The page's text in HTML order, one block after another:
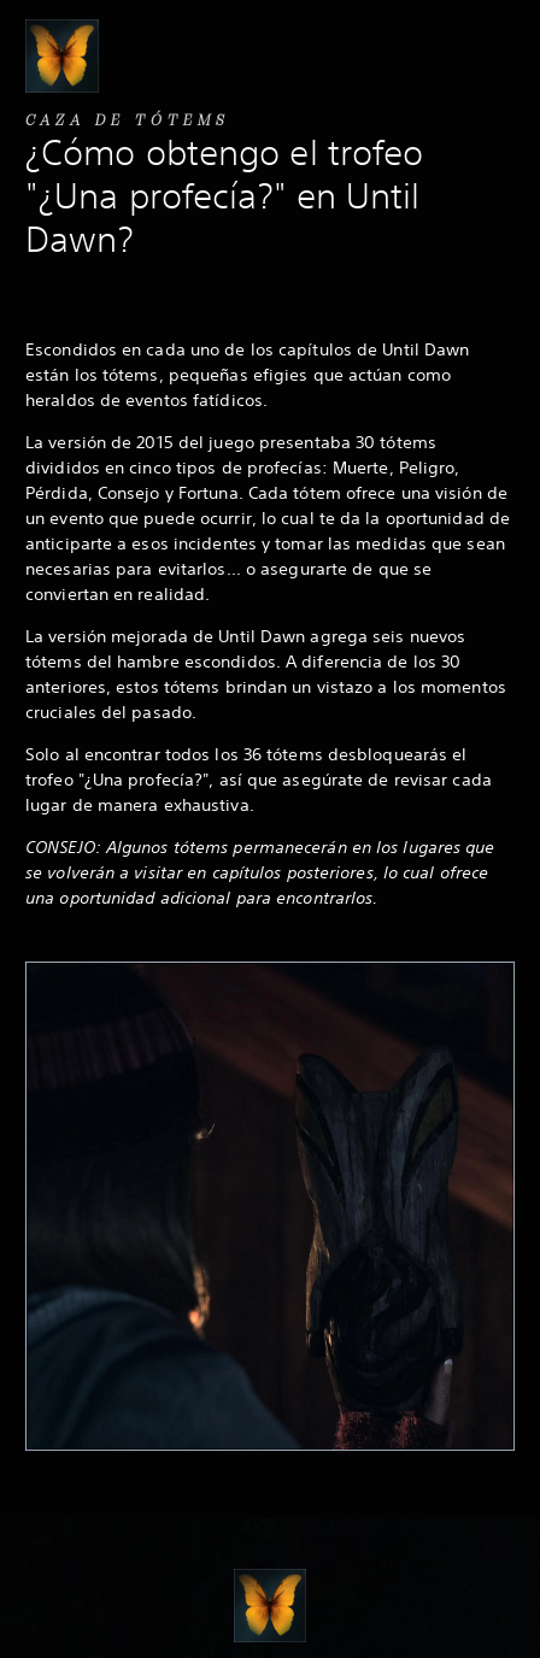
CAZA DE TÓTEMS
¿Cómo obtengo el trofeo
"¿Una profecía?" en Until
Dawn?
Escondidos en cada uno de los capítulos de Until Dawn
están los tótems, pequeñas efigies que actúan como
heraldos de eventos fatídicos.
La versión de 2015 del juego presentaba 30 tótems
divididos en cinco tipos de profecías: Muerte, Peligro,
Pérdida, Consejo y Fortuna. Cada tótem ofrece una visión de
un evento que puede ocurrir, lo cual te da la oportunidad de
anticiparte a esos incidentes y tomar las medidas que sean
necesarias para evitarlos... o asegurarte de que se
conviertan en realidad.
La versión mejorada de Until Dawn agrega seis nuevos
tótems del hambre escondidos. A diferencia de los 30
anteriores, estos tótems brindan un vistazo a los momentos
cruciales del pasado.
Solo al encontrar todos los 36 tótems desbloquearás el
trofeo "¿Una profecía?", así que asegúrate de revisar cada
lugar de manera exhaustiva.
CONSEJO: Algunos tótems permanecerán en los lugares que
se volverán a visitar en capítulos posteriores, lo cual ofrece
una oportunidad adicional para encontrarlos.